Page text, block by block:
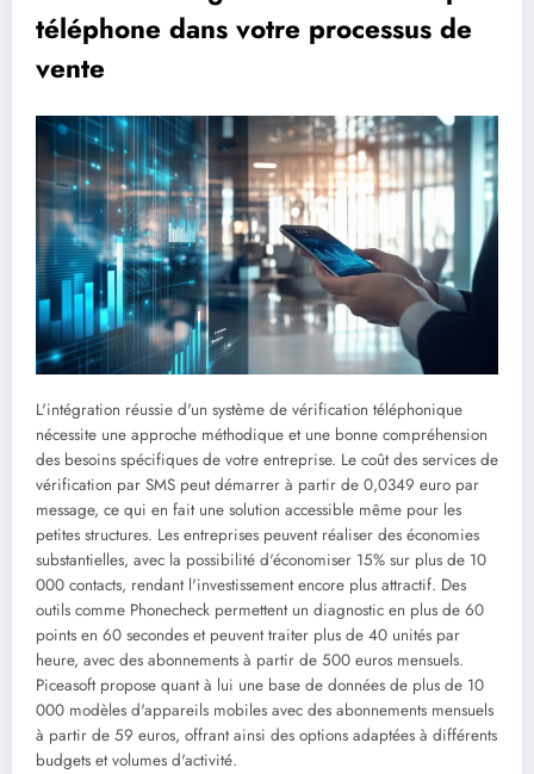
téléphone dans votre processus de
vente
L'intégration réussie d'un système de vérification téléphonique
nécessite une approche méthodique et une bonne compréhension
des besoins spécifiques de votre entreprise. Le coût des services de
vérification par SMS peut démarrer à partir de 0,0349 euro par
message, ce qui en fait une solution accessible même pour les
petites structures. Les entreprises peuvent réaliser des économies
substantielles, avec la possibilité d'économiser 15% sur plus de 10
000 contacts, rendant l'investissement encore plus attractif. Des
outils comme Phonecheck permettent un diagnostic en plus de 60
points en 60 secondes et peuvent traiter plus de 40 unités par
heure, avec des abonnements à partir de 500 euros mensuels.
Piceasoft propose quant à lui une base de données de plus de 10
000 modèles d'appareils mobiles avec des abonnements mensuels
à partir de 59 euros, offrant ainsi des options adaptées à différents
budgets et volumes d'activité.